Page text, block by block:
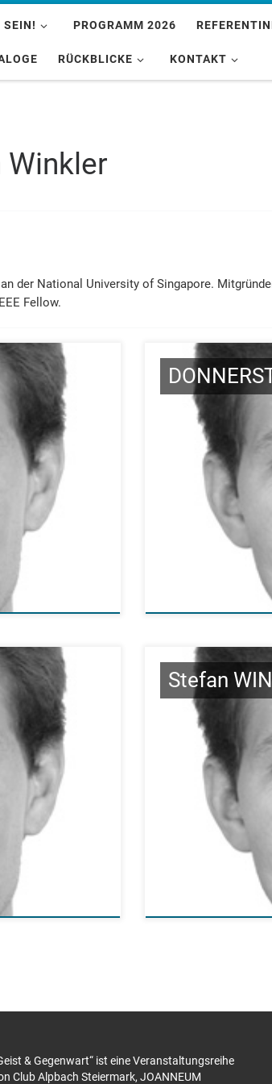
SEIN! PROGRAMM 2026
RÜCKBLICKE KONTAKT
Winkler
der National University of Singapore.
Fellow.
Stefan
& Gegenwart“ ist eine Veranstaltungsreihe
Club Alpbach Steiermark, JOANNEUM